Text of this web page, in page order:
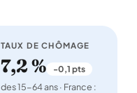
TAUX DE CHÔMAGE
7,2 % -0,1 pts
des 15-64 ans · France :